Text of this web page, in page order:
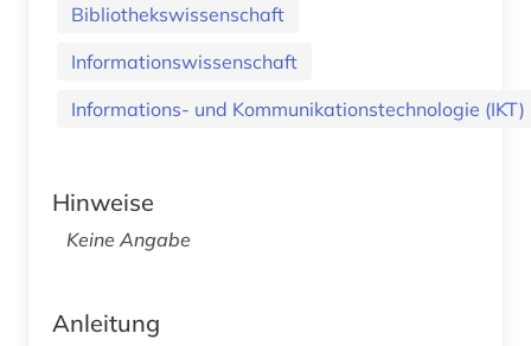
Bibliothekswissenschaft
Informationswissenschaft
Informations- und Kommunikationstechnologie (IKT)
Hinweise
Keine Angabe
Anleitung